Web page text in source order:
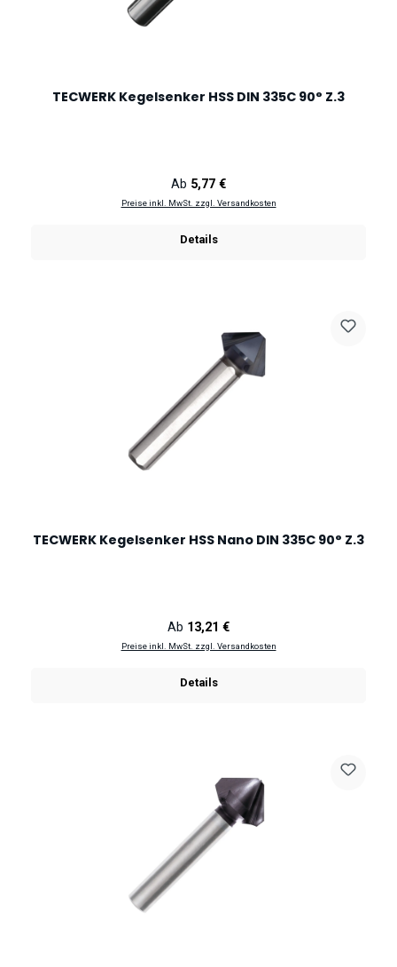
TECWERK Kegelsenker HSS DIN 335C 90° Z.3
Regulärer Preis:
Ab 5,77 €
Preise inkl. MwSt. zzgl. Versandkosten
Details
TECWERK Kegelsenker HSS Nano DIN 335C 90° Z.3
Regulärer Preis:
Ab 13,21 €
Preise inkl. MwSt. zzgl. Versandkosten
Details